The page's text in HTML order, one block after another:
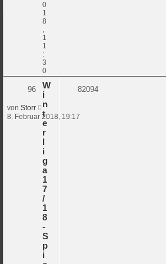
0
1
8
1
1
:
3
0
W
i
n
t
e
r
i
g
a
1
7
/
1
8
-
S
p
i
96 82094
von Storr
8. Februar 2018, 19:17